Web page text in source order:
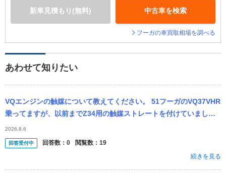
新車見積もり(無料) 中古車を検索
フーガの車買取相場を調べる
あわせて知りたい
VQエンジンの触媒について教えてください。 51フーガのVQ37VHR
乗ってますが、以前までZ34用の触媒ストレートを付けていまし
た。 今は純正ですが、またストレートにしようと思っております。
そ
2026.8.6
回答受付中 回答数： 0 閲覧数： 19
続きを見る